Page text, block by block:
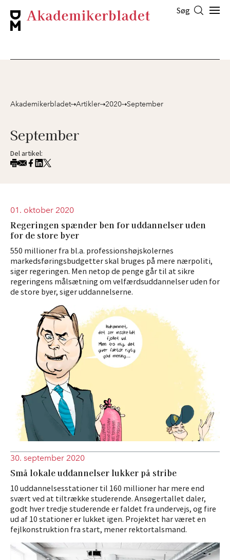
Søg
Akademikerbladet Artikler 2020 September
September
Del artikel:
01. oktober 2020
Regeringen spænder ben for uddannelser uden
for de store byer
550 millioner fra bl.a. professions­højskolernes
markedsføringsbudgetter skal bruges på mere nærpoliti,
siger regeringen. Men netop de penge går til at sikre
regeringens målsætning om velfærdsuddannelser uden for
de store byer, siger uddannelserne.
30. september 2020
Små lokale uddannelser lukker på stribe
10 uddannelsesstationer til 160 millioner har mere end
svært ved at tiltrække studerende. Ansøgertallet daler,
godt hver tredje studerende er faldet fra undervejs, og fire
ud af 10 stationer er lukket igen. Projektet har været en
fejlkonstruktion fra start, mener rektortalsmand.